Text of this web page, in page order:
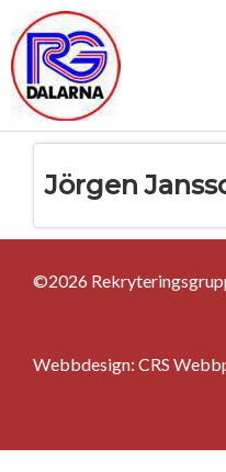
Jörgen
©2026
Webbdesign: CRS